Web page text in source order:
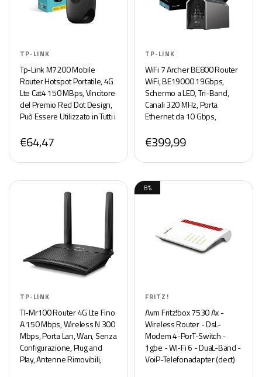
TP-LINK
Tp-Link M7200 Mobile
Router Hotspot Portatile, 4G
Lte Cat4 150 MBps, Vincitore
del Premio Red Dot Design,
Può Essere Utilizzato in Tutti i
/ G / N Frequenza: 2.4 Ghz,
€64,47
TP-LINK
WiFi 7 Archer BE800 Router
WiFi, BE19000 19Gbps,
Schermo a LED, Tri-Band,
Canali 320 MHz, Porta
Ethernet da 10 Gbps,
Precedenti, Alexa,
HomeShield, MLO, VPN
€399,99
TP-LINK
Tl-Mr100 Router 4G Lte Fino
A 150 Mbps, Wireless N 300
Mbps, Porta Lan, Wan, Senza
Configurazione, Plug and
Play, Antenne Rimovibili,
FRITZ!
Avm Fritz!box 7530 Ax -
Wireless Router - DsL-
Modem 4-PorT-Switch -
1gbe - WI-Fi 6 - DuaL-Band -
VoiP-Telefonadapter (dect)
8%